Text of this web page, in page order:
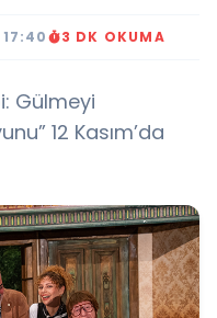
3 DK OKUMA
Gülmeyi
12 Kasım’da